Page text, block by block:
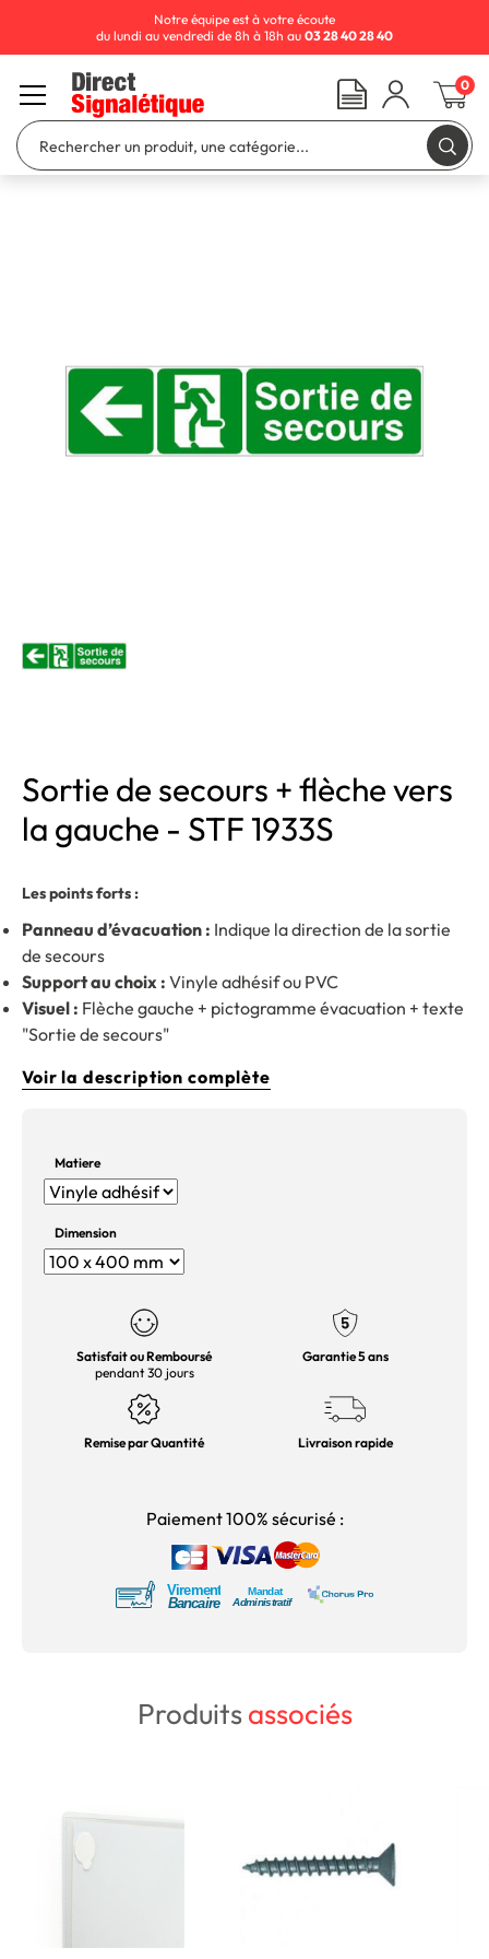
Sortie de secours + flèche vers
la gauche - STF 1933S
Les points forts :
Panneau d’évacuation : Indique la direction de la sortie
de secours
Support au choix : Vinyle adhésif ou PVC
Visuel : Flèche gauche + pictogramme évacuation + texte
"Sortie de secours"
Voir la description complète
Matiere
Dimension
Satisfait ou Remboursé
pendant 30 jours
Garantie 5 ans
Remise par Quantité Livraison rapide
Paiement 100% sécurisé :
Produitsassociés
Notre équipe est à votre écoute
du lundi au vendredi de 8h à 18h au 03 28 40 28 40
0